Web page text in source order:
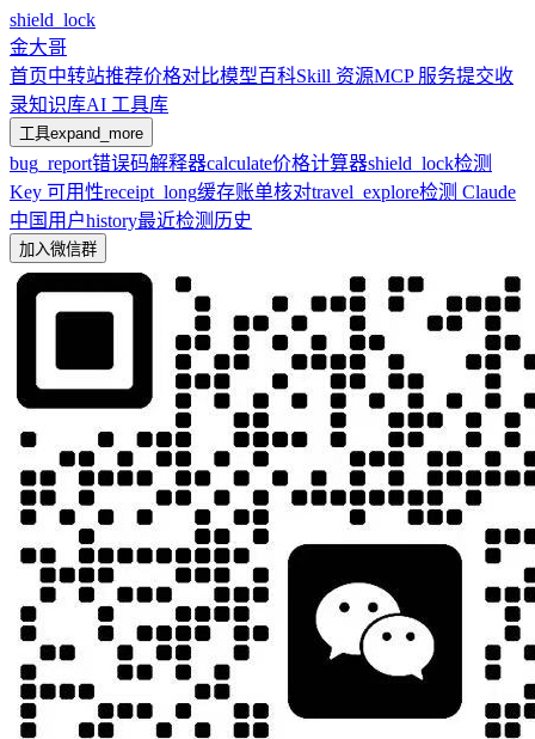
shield_lock
金大哥
首页中转站推荐价格对比模型百科Skill 资源MCP 服务提交收
录知识库AI 工具库
工具expand_more
bug_report错误码解释器calculate价格计算器shield_lock检测
Key 可用性receipt_long缓存账单核对travel_explore检测 Claude
中国用户history最近检测历史
加入微信群